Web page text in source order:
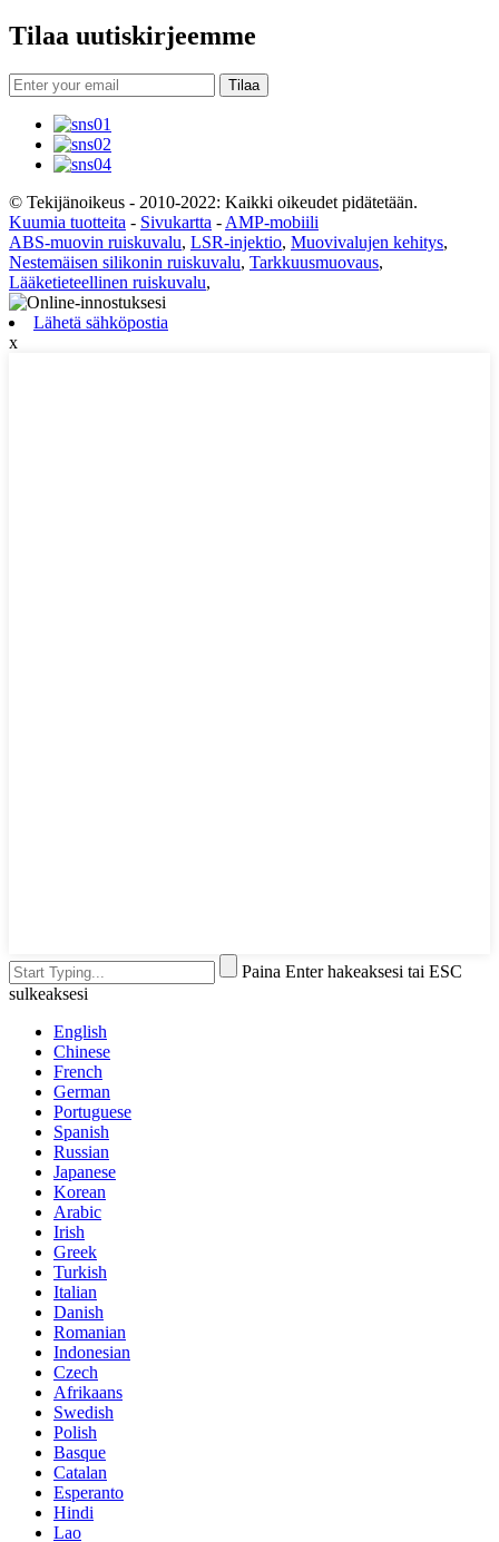
Tilaa uutiskirjeemme
Tilaa
© Tekijänoikeus - 2010-2022: Kaikki oikeudet pidätetään.
Kuumia tuotteita - Sivukartta - AMP-mobiili
ABS-muovin ruiskuvalu, LSR-injektio, Muovivalujen kehitys,
Nestemäisen silikonin ruiskuvalu, Tarkkuusmuovaus,
Lääketieteellinen ruiskuvalu,
Lähetä sähköpostia
x
Paina Enter hakeaksesi tai ESC
sulkeaksesi
English
Chinese
French
German
Portuguese
Spanish
Russian
Japanese
Korean
Arabic
Irish
Greek
Turkish
Italian
Danish
Romanian
Indonesian
Czech
Afrikaans
Swedish
Polish
Basque
Catalan
Esperanto
Hindi
Lao